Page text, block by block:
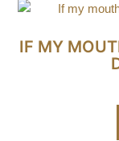
IF MY